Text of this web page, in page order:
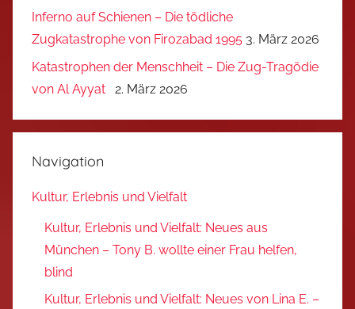
Inferno auf Schienen – Die tödliche
Zugkatastrophe von Firozabad 1995 3. März 2026
Katastrophen der Menschheit – Die Zug-Tragödie
von Al Ayyat
2. März 2026
Navigation
Kultur, Erlebnis und Vielfalt
Kultur, Erlebnis und Vielfalt: Neues aus
München – Tony B. wollte einer Frau helfen,
blind
Kultur, Erlebnis und Vielfalt: Neues von Lina E. –